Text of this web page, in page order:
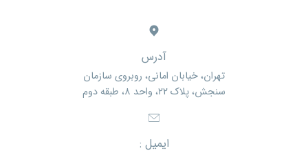
آدرس
تهران، خیابان امانی، روبروی سازمان
سنجش، پلاک ۲۲، واحد ۸، طبقه دوم
ایمیل :